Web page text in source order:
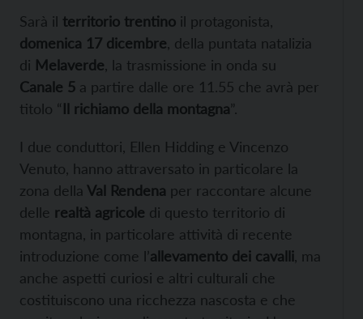
Sarà il territorio trentino il protagonista,
domenica 17 dicembre , della puntata natalizia
di Melaverde , la trasmissione in onda su
Canale 5 a partire dalle ore 11.55 che avrà per
titolo “Il richiamo della montagna”.
I due conduttori, Ellen Hidding e Vincenzo
Venuto, hanno attraversato in particolare la
zona della Val Rendena per raccontare alcune
delle realtà agricole di questo territorio di
montagna, in particolare attività di recente
introduzione come l’allevamento dei cavalli , ma
anche aspetti curiosi e altri culturali che
costituiscono una ricchezza nascosta e che